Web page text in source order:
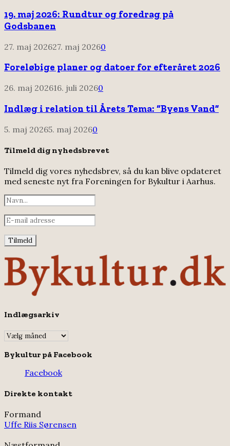
19. maj 2026: Rundtur og foredrag på
Godsbanen
27. maj 202627. maj 20260
Foreløbige planer og datoer for efteråret 2026
26. maj 202616. juli 20260
Indlæg i relation til Årets Tema: “Byens Vand”
5. maj 20265. maj 20260
Tilmeld dig nyhedsbrevet
Tilmeld dig vores nyhedsbrev, så du kan blive opdateret
med seneste nyt fra Foreningen for Bykultur i Aarhus.
Indlægsarkiv
Indlægsarkiv
Bykultur på Facebook
Facebook
Direkte kontakt
Formand
Uffe Riis Sørensen